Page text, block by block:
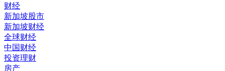
财经
新加坡股市
新加坡财经
全球财经
中国财经
投资理财
房产